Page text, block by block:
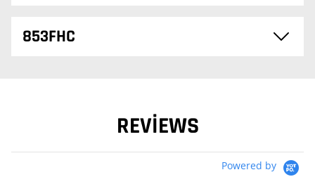
853FHC
REVIEWS
Powered by